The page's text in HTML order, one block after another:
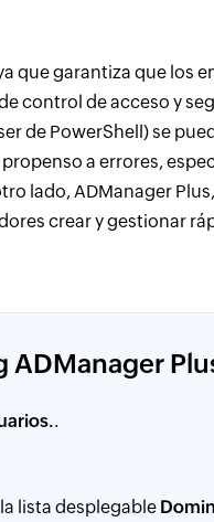
que garantiza que los
control de acceso y
de PowerShell) se
a errores,
lado, ADManager
crear y gestionar
ADManager
.
lista desplegable